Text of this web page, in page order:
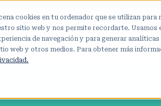
cookies en tu ordenador que se utilizan
sitio web y nos permite recordarte. Usamos
de navegación y para generar
web y otros medios. Para obtener más
Inicio Admisión